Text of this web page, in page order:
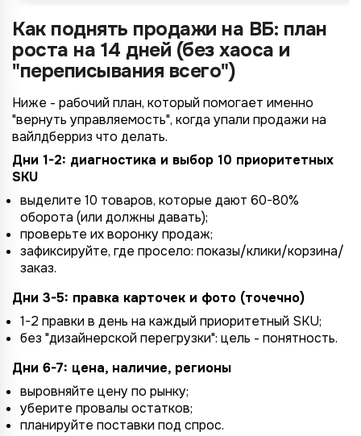
Как поднять продажи на ВБ: план
роста на 14 дней (без хаоса и
"переписывания всего")
Ниже - рабочий план, который помогает именно
"вернуть управляемость", когда упали продажи на
вайлдберриз что делать.
Дни 1-2: диагностика и выбор 10 приоритетных
SKU
выделите 10 товаров, которые дают 60-80%
оборота (или должны давать);
проверьте их воронку продаж;
зафиксируйте, где просело: показы/клики/корзина/
заказ.
Дни 3-5: правка карточек и фото (точечно)
1-2 правки в день на каждый приоритетный SKU;
без "дизайнерской перегрузки": цель - понятность.
Дни 6-7: цена, наличие, регионы
выровняйте цену по рынку;
уберите провалы остатков;
планируйте поставки под спрос.